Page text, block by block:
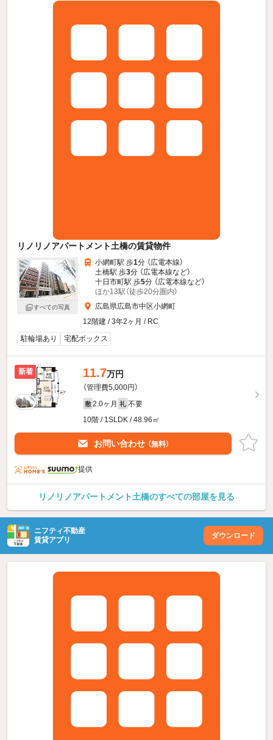
リノリノアパートメント土橋の賃貸物件
すべての写真
小網町駅 歩1分 （広電本線）
土橋駅 歩3分 （広電本線など）
十日市町駅 歩5分 （広電本線など）
ほか13駅（徒歩20分圏内）
広島県広島市中区小網町
12階建 / 3年2ヶ月 / RC
駐輪場あり
宅配ボックス
新着 11.7万円
（管理費5,000円）
敷 2.0ヶ月 礼 不要
10階 / 1SLDK / 48.96㎡
お問い合わせ （無料）
提供
リノリノアパートメント土橋のすべての部屋を見る
ニフティ不動産
賃貸アプリ
ダウンロード